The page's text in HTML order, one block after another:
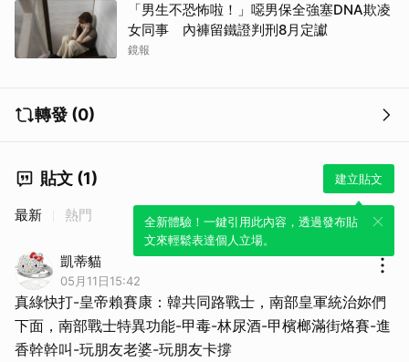
「男生不恐怖啦！」噁男保全強塞DNA欺凌
女同事 內褲留鐵證判刑8月定讞
鏡報
轉發 (0)
貼文 (1) 建立貼文
全新體驗！一鍵引用此內容，透過發布貼
文來輕鬆表達個人立場。
最新 熱門
凱蒂貓
05月11日15:42
真綠快打-皇帝賴賽康：韓共同路戰士，南部皇軍統治妳們
下面，南部戰士特異功能-甲毒-林尿酒-甲檳榔滿街烙賽-進
香幹幹叫-玩朋友老婆-玩朋友卡撐